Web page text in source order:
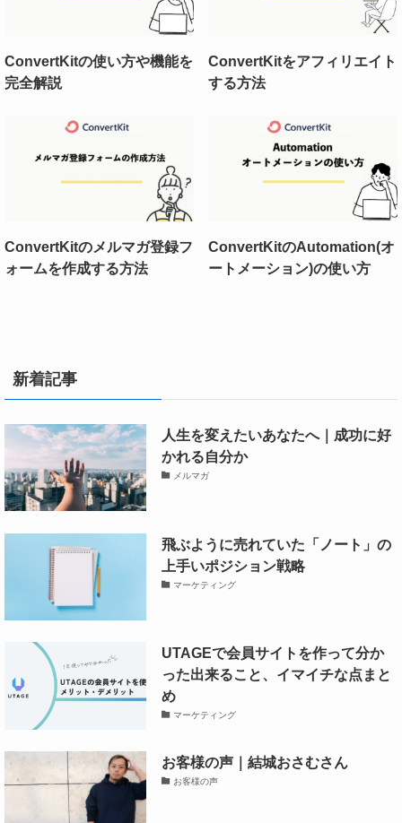
ConvertKitの使い方や機能を
完全解説
ConvertKitをアフィリエイト
する方法
ConvertKitのメルマガ登録フ
ォームを作成する方法
ConvertKitのAutomation(オ
ートメーション)の使い方
新着記事
人生を変えたいあなたへ｜成功に好
かれる自分か
メルマガ
飛ぶように売れていた「ノート」の
上手いポジション戦略
マーケティング
UTAGEで会員サイトを作って分か
った出来ること、イマイチな点まと
め
マーケティング
お客様の声｜結城おさむさん
お客様の声